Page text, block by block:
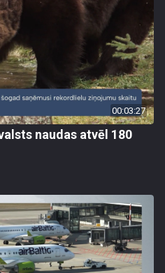
00:03:27
naudas atvēl 180